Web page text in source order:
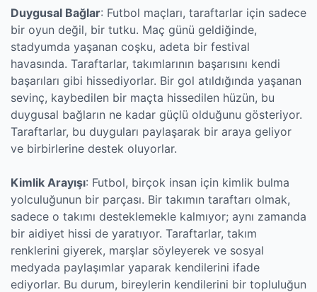
Duygusal Bağlar: Futbol maçları, taraftarlar için sadece
bir oyun değil, bir tutku. Maç günü geldiğinde,
stadyumda yaşanan coşku, adeta bir festival
havasında. Taraftarlar, takımlarının başarısını kendi
başarıları gibi hissediyorlar. Bir gol atıldığında yaşanan
sevinç, kaybedilen bir maçta hissedilen hüzün, bu
duygusal bağların ne kadar güçlü olduğunu gösteriyor.
Taraftarlar, bu duyguları paylaşarak bir araya geliyor
ve birbirlerine destek oluyorlar.
Kimlik Arayışı: Futbol, birçok insan için kimlik bulma
yolculuğunun bir parçası. Bir takımın taraftarı olmak,
sadece o takımı desteklemekle kalmıyor; aynı zamanda
bir aidiyet hissi de yaratıyor. Taraftarlar, takım
renklerini giyerek, marşlar söyleyerek ve sosyal
medyada paylaşımlar yaparak kendilerini ifade
ediyorlar. Bu durum, bireylerin kendilerini bir topluluğun